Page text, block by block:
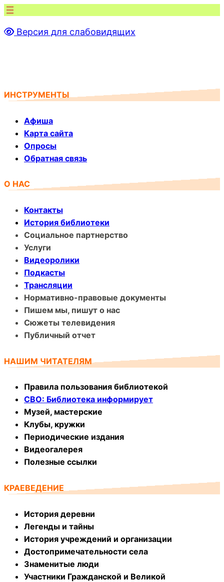
Перейти
содержимому
Версия для слабовидящих
ИНСТРУМЕНТЫ
Афиша
Карта сайта
Опросы
Обратная связь
О НАС
Контакты
История библиотеки
Социальное партнерство
Услуги
Видеоролики
Подкасты
Трансляции
Нормативно-правовые документы
Пишем мы, пишут о нас
Сюжеты телевидения
Публичный отчет
НАШИМ ЧИТАТЕЛЯМ
Правила пользования библиотекой
СВО: Библиотека информирует
Музей, мастерские
Клубы, кружки
Периодические издания
Видеогалерея
Полезные ссылки
КРАЕВЕДЕНИЕ
История деревни
Легенды и тайны
История учреждений и организации
Достопримечательности села
Знаменитые люди
Участники Гражданской и Великой